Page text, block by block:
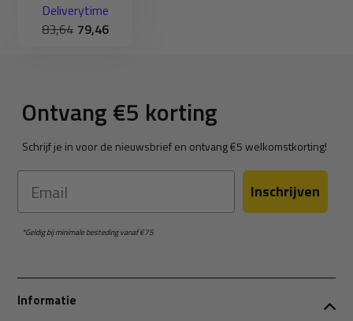
Deliverytime
83,64 79,46
Ontvang €5 korting
Schrijf je in voor de nieuwsbrief en ontvang €5 welkomstkorting!
Email Inschrijven
*Geldig bij minimale besteding vanaf €75
Informatie